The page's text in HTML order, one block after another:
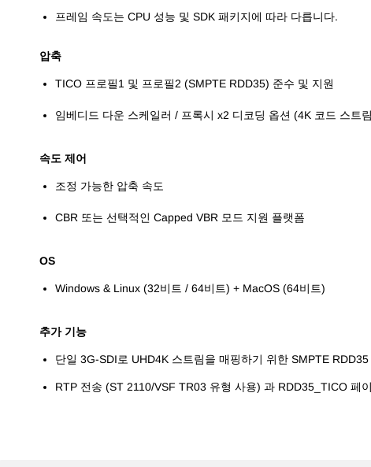
프레임 속도는 CPU 성능 및 SDK 패키지에 따라 다릅니다.
압축
TICO 프로필1 및 프로필2 (SMPTE RDD35) 준수 및 지원
임베디드 다운 스케일러 / 프록시 x2 디코딩 옵션 (4K 코드 스트
속도 제어
조정 가능한 압축 속도
CBR 또는 선택적인 Capped VBR 모드 지원 플랫폼
OS
Windows & Linux (32비트 / 64비트) + MacOS (64비트)
추가 기능
단일 3G-SDI로 UHD4K 스트림을 매핑하기 위한 SMPTE RDD35
RTP 전송 (ST 2110/VSF TR03 유형 사용) 과 RDD35_TICO 페